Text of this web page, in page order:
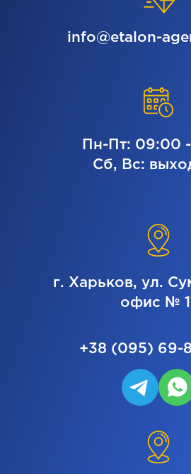
info@etalon-
Пн-Пт: 09:00
Сб, Вс:
г. Харьков, ул.
офис №
+38 (095) 69-